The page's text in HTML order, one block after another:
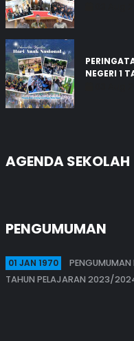
NEGERI 1
AGENDA SEKOLAH
PENGUMUMAN
01 JAN 1970
PENGUMUMAN
TAHUN PELAJARAN 2023/